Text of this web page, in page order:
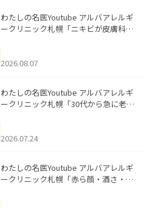
わたしの名医Youtube アルバアレルギ
ークリニック札幌「ニキビが皮膚科で
ました。
2026.08.07
わたしの名医Youtube アルバアレルギ
ークリニック札幌「30代から急に老け
た。
2026.07.24
わたしの名医Youtube アルバアレルギ
ークリニック札幌「赤ら顔・酒さ・ニ